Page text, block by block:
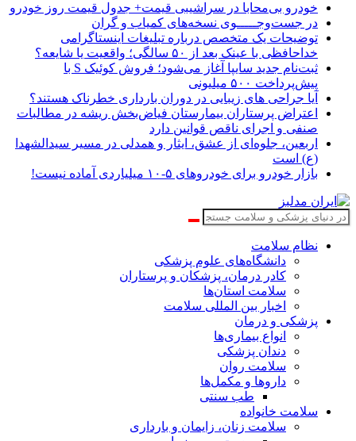
خودرو بی‌محابا در سراشیبی قیمت+ جدول قیمت روز خودرو
در جست‌وجـــــوی نسخه‌های کمیاب و گران
توضیحات یک متخصص درباره تبلیغات اینستاگرامی
خداحافظی با عینک بعد از ۵۰ سالگی؛ واقعیت یا شایعه؟
ثبت‌نام جدید سایپا آغاز می‌شود؛ فروش کوئیک S با
پیش‌پرداخت ۵۰۰ میلیونی
آیا جراحی های زیبایی در دوران بارداری خطرناک هستند؟
اعتراض پرستاران بیمارستان فیاض‌بخش ریشه در مطالبات
صنفی و اجرای ناقص قوانین دارد
اربعین، جلوه‌ای از عشق، ایثار و همدلی در مسیر سیدالشهدا
(ع) است
بازار خودرو برای خودروهای ۵-۱۰ میلیاردی آماده نیست!
نظام سلامت
دانشگاه‌های علوم پزشکی
کادر درمان، پزشکان و پرستاران
سلامت استان‌ها
اخبار بین المللی سلامت
پزشکی و درمان
انواع بیماری‌ها
دندان پزشکی
سلامت روان
داروها و مکمل‌ها
طب سنتی
سلامت خانواده
سلامت زنان، زایمان و بارداری